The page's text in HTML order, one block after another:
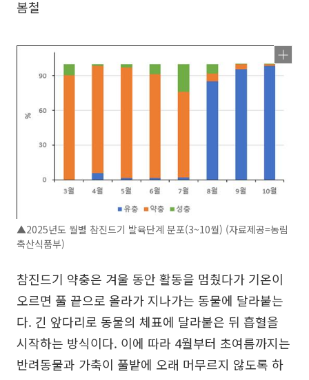
봄철
▲2025년도 월별 참진드기 발육단계 분포(3~10월) (자료제공=농림
축산식품부)
참진드기 약충은 겨울 동안 활동을 멈췄다가 기온이
오르면 풀 끝으로 올라가 지나가는 동물에 달라붙는
다. 긴 앞다리로 동물의 체표에 달라붙은 뒤 흡혈을
시작하는 방식이다. 이에 따라 4월부터 초여름까지는
반려동물과 가축이 풀밭에 오래 머무르지 않도록 하